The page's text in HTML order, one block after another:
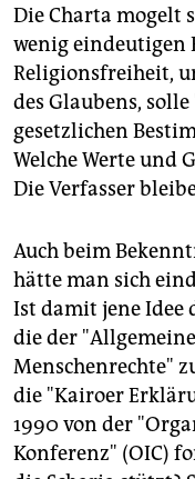
Die Charta mogelt
wenig eindeutigen
Religionsfreiheit,
des Glaubens,
gesetzlichen
Welche Werte und
Die Verfasser
Auch beim
hätte man sich
Ist damit jene Idee
die der
Menschenrechte"
die "Kairoer
1990 von der
Konferenz" (OIC)